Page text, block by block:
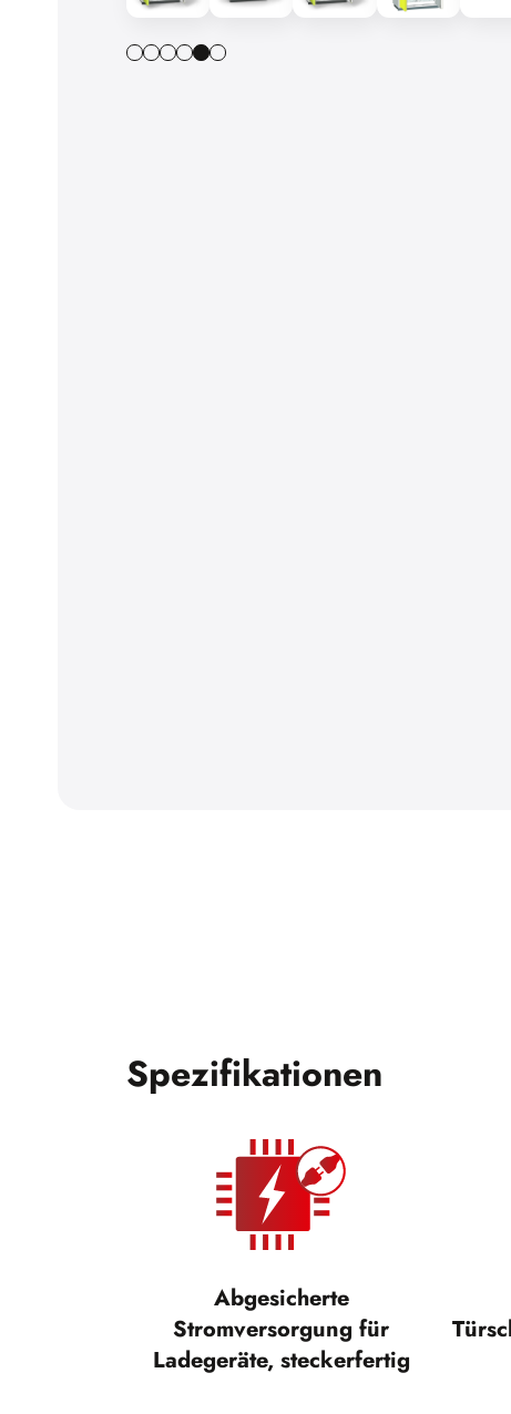
Spezifikationen
Abgesicherte
Stromversorgung für
Ladegeräte, steckerfertig